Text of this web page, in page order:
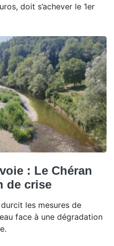
doit s’achever le 1er
: Le Chéran
de crise
les mesures de
face à une dégradation